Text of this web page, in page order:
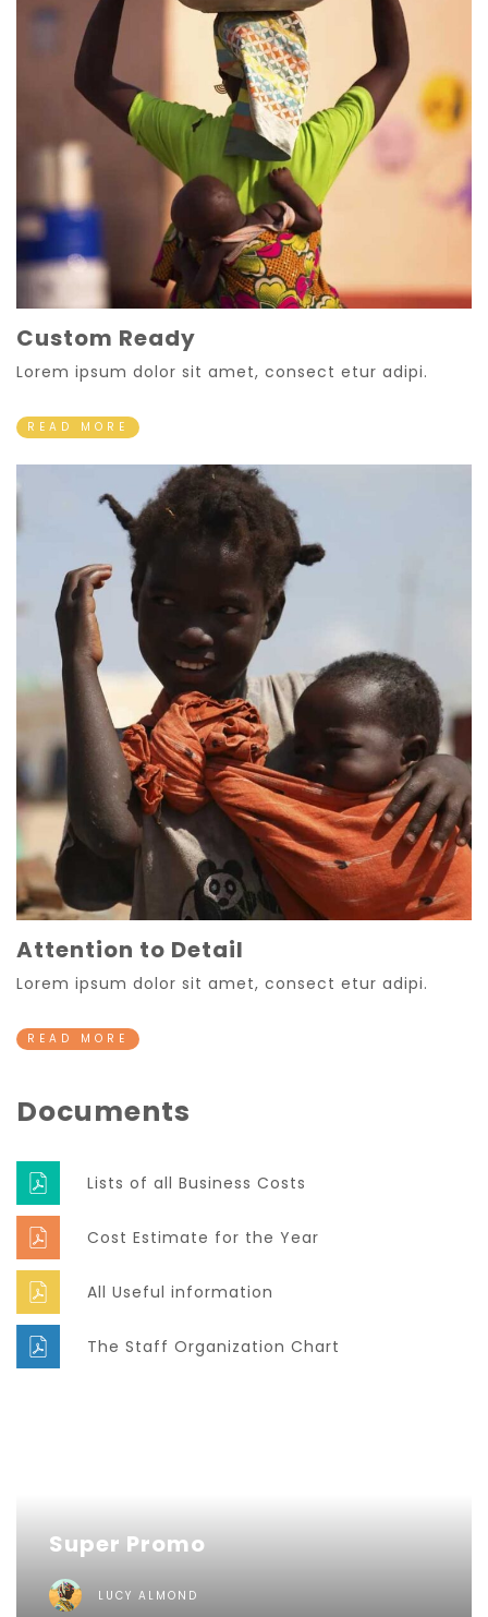
Custom Ready
Lorem ipsum dolor sit amet, consect etur adipi.
READ MORE
Attention to Detail
Lorem ipsum dolor sit amet, consect etur adipi.
READ MORE
Documents
Lists of all Business Costs
Cost Estimate for the Year
All Useful information
The Staff Organization Chart
Super Promo
LUCY ALMOND